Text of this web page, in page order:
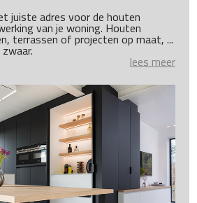
juiste adres voor de houten
van je woning. Houten
terrassen of projecten op maat, ...
lees meer